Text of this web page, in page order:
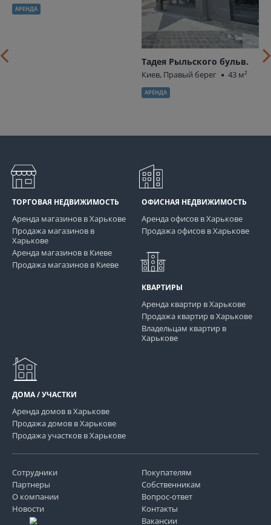
АРЕНДА
Тадея Рыльского бульв.
Киев, Правый берег 43 м²
АРЕНДА
ТОРГОВАЯ НЕДВИЖИМОСТЬ
Аренда магазинов в Харькове
Продажа магазинов в
Харькове
Аренда магазинов в Киеве
Продажа магазинов в Киеве
ОФИСНАЯ НЕДВИЖИМОСТЬ
Аренда офисов в Харькове
Продажа офисов в Харькове
КВАРТИРЫ
Аренда квартир в Харькове
Продажа квартир в Харькове
Владельцам квартир в
Харькове
ДОМА / УЧАСТКИ
Аренда домов в Харькове
Продажа домов в Харькове
Продажа участков в Харькове
Сотрудники
Партнеры
Покупателям
Собственникам
О компании
Новости
Вопрос-ответ
Контакты
Вакансии